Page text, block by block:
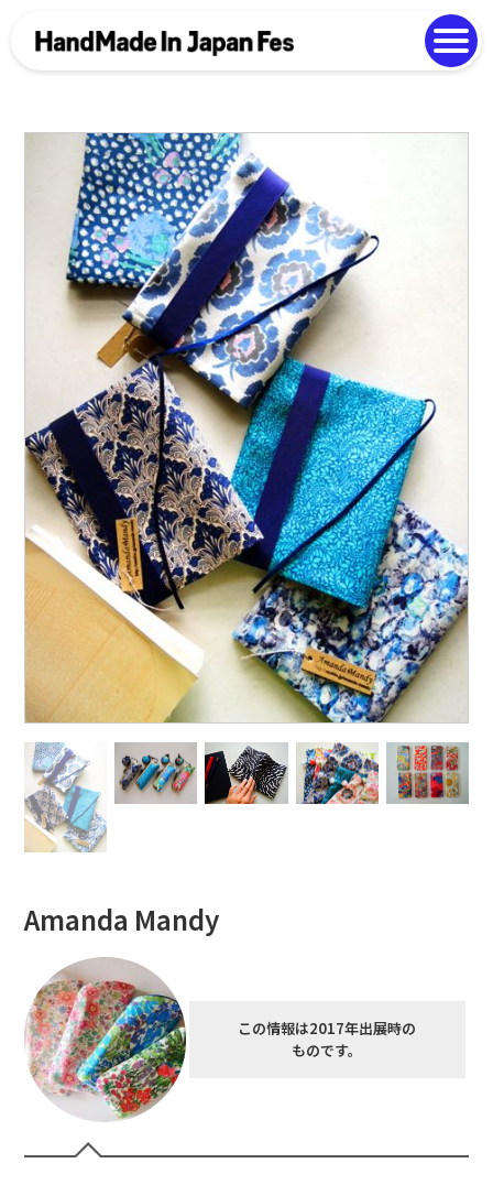
Photo Gallery
EN 中文
Amanda Mandy
この情報は2017年出展時の
ものです。